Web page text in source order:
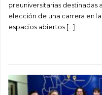
preuniversitarias destinadas
elección de una carrera en
espacios abiertos […]